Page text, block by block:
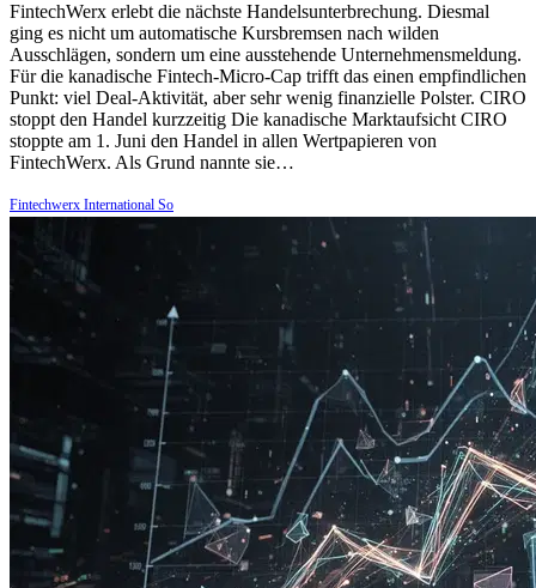
FintechWerx erlebt die nächste Handelsunterbrechung. Diesmal
ging es nicht um automatische Kursbremsen nach wilden
Ausschlägen, sondern um eine ausstehende Unternehmensmeldung.
Für die kanadische Fintech-Micro-Cap trifft das einen empfindlichen
Punkt: viel Deal-Aktivität, aber sehr wenig finanzielle Polster. CIRO
stoppt den Handel kurzzeitig Die kanadische Marktaufsicht CIRO
stoppte am 1. Juni den Handel in allen Wertpapieren von
FintechWerx. Als Grund nannte sie…
Fintechwerx International So